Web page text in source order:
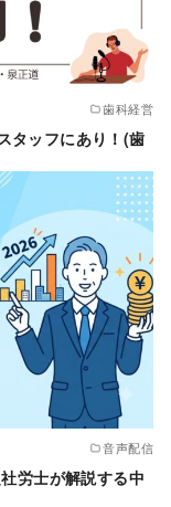
歯科経営
タッフにあり！(歯
音声配信
労士が解説する中